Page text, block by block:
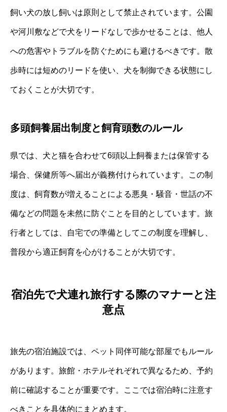
飼い犬の放し飼いは原則として禁止されています。公園
や河川敷などで犬をリードなしで歩かせることは、他人
への危害やトラブルを防ぐためにも避けるべきです。散
歩時には短めのリードを使い、犬を制御できる状態にし
ておくことが大切です。
多頭飼養届出制度と飼育頭数のルール
県では、犬と猫を合わせて6頭以上飼養または保管する
場合、保健所等へ届出が義務付けられています。この制
度は、飼育数が増えることによる悪臭・騒音・世話の不
備などの問題を未然に防ぐことを目的としています。旅
行者としては、自宅での準備としてこの制度を理解し、
普段から適正飼育を心がけることが大切です。
宿泊先で犬連れ旅行する際のマナーと注
意点
旅先の宿泊施設では、ペット同伴可能な部屋でもルール
があります。旅館・ホテルそれぞれで異なるため、予約
前に確認することが重要です。ここでは宿泊時に注意す
べきことを具体的にまとめます。